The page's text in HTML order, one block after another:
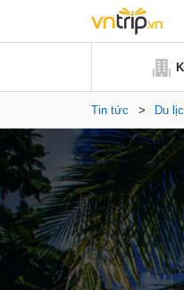
Tin tức > Du